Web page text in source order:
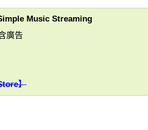
Music Streaming
廣告
】